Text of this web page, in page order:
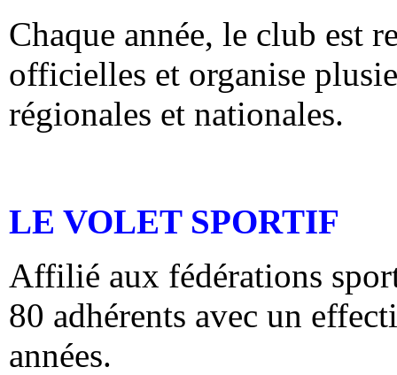
Chaque année, le club est
officielles et organise
régionales et nationales.
LE VOLET SPORTIF
Affilié aux fédérations
80 adhérents avec un
années.